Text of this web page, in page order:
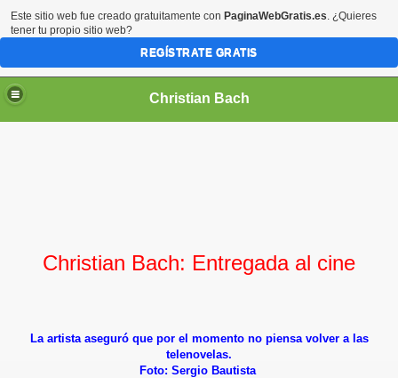
Christian Bach
Christian Bach: Entregada al cine
La artista aseguró que por el momento no piensa volver a las
telenovelas.
Foto: Sergio Bautista
Este sitio web fue creado gratuitamente con PaginaWebGratis.es. ¿Quieres
tener tu propio sitio web?
REGÍSTRATE GRATIS